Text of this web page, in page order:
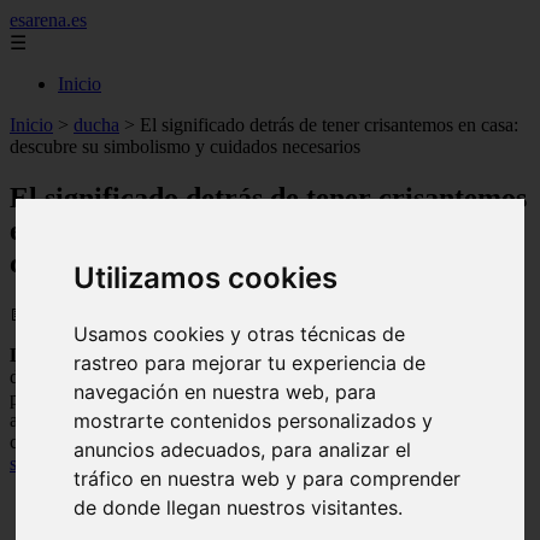
Utilizamos cookies
Usamos cookies y otras técnicas de
rastreo para mejorar tu experiencia de
navegación en nuestra web, para
mostrarte contenidos personalizados y
anuncios adecuados, para analizar el
tráfico en nuestra web y para comprender
de donde llegan nuestros visitantes.
esarena.es
☰
Inicio
Inicio > ducha > El significado detrás de tener crisantemos en casa:
descubre su simbolismo y cuidados necesarios
El significado detrás de tener crisantemos
en casa: descubre su simbolismo y
cuidados necesarios
📅 06/09/2025
Los
crisantemos son una de las flores más populares en el mundo
de la
jardinería. Además de ser extremadamente hermosas, estas
plantas tienen unsignificado especialpara muchas culturas. En este
artículo, descubrirás qué significa tenercrisantemos en casa
cómo cuidarlos adecuadamente para disfrutar de su belleza y
significadopor más tiempo. ¡No te lo pierdas!